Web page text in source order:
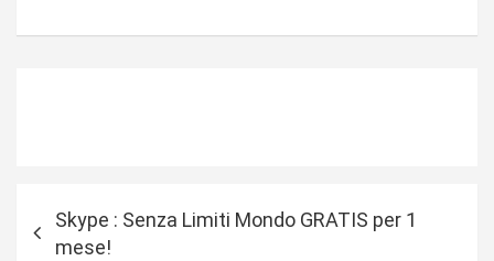
Skype : Senza Limiti Mondo GRATIS per 1
mese!